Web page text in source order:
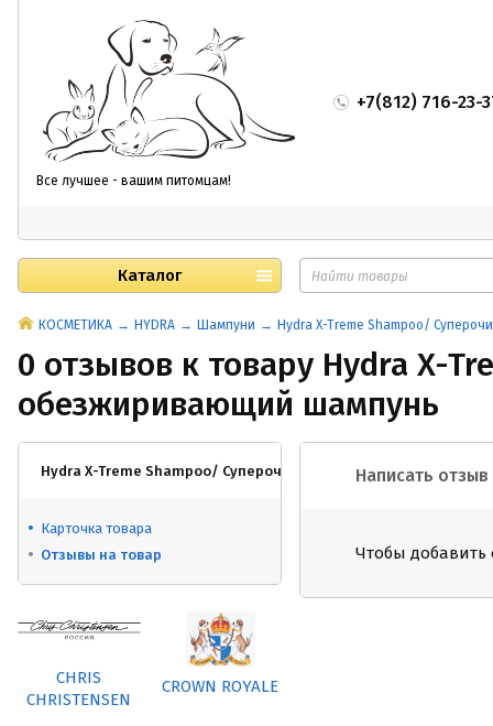
Все лучшее - вашим питомцам!
+7(812) 716-23-
Каталог
КОСМЕТИКА HYDRA Шампуни Hydra X-Treme Shampoo/
0 отзывов к товару Hydra X-
обезжиривающий шампунь
Hydra X-Treme Shampoo/ Суперочищающий обезжиривающий
Карточка товара
Отзывы на товар
CHRIS
CHRISTENSEN
CROWN ROYALE
Написать отзыв
Чтобы добавить